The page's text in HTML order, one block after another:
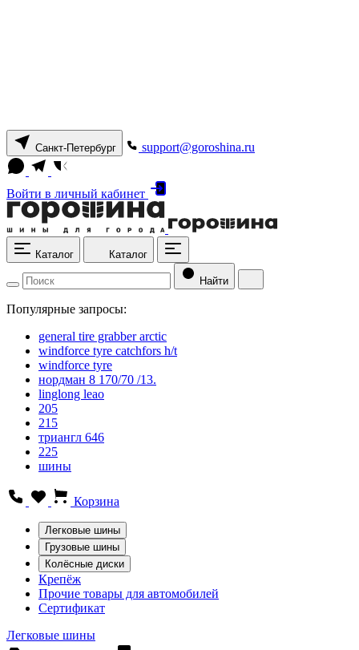
Санкт-Петербург support@goroshina.ru
Войти в личный кабинет
Каталог Каталог
Найти
Популярные запросы:
general tire grabber arctic
windforce tyre catchfors h/t
windforce tyre
нордман 8 170/70 /13.
linglong leao
205
215
триангл 646
225
шины
Корзина
Легковые шины
Грузовые шины
Колёсные диски
Крепёж
Прочие товары для автомобилей
Сертификат
Легковые шины